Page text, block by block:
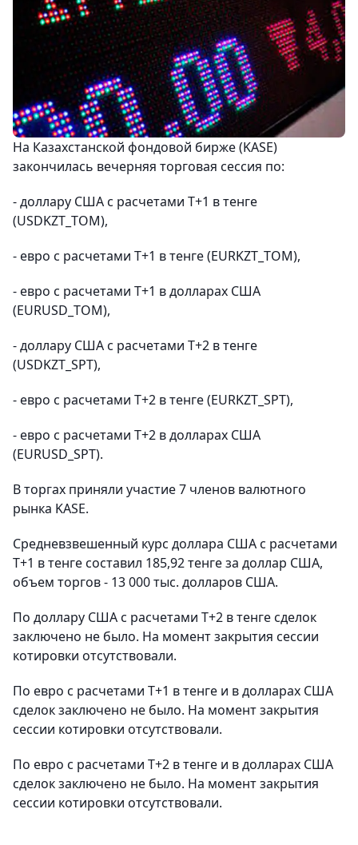
На Казахстанской фондовой бирже (KASE)
закончилась вечерняя торговая сессия по:
- доллару США с расчетами Т+1 в тенге
(USDKZT_TOM),
- евро с расчетами Т+1 в тенге (EURKZT_TOM),
- евро с расчетами Т+1 в долларах США
(EURUSD_TOM),
- доллару США с расчетами Т+2 в тенге
(USDKZT_SPT),
- евро с расчетами Т+2 в тенге (EURKZT_SPT),
- евро с расчетами Т+2 в долларах США
(EURUSD_SPT).
В торгах приняли участие 7 членов валютного
рынка KASE.
Средневзвешенный курс доллара США с расчетами
T+1 в тенге составил 185,92 тенге за доллар США,
объем торгов - 13 000 тыс. долларов США.
По доллару США с расчетами T+2 в тенге сделок
заключено не было. На момент закрытия сессии
котировки отсутствовали.
По евро с расчетами T+1 в тенге и в долларах США
сделок заключено не было. На момент закрытия
сессии котировки отсутствовали.
По евро с расчетами Т+2 в тенге и в долларах США
сделок заключено не было. На момент закрытия
сессии котировки отсутствовали.